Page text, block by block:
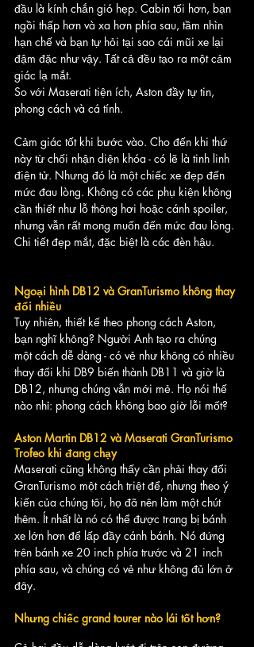
đầu là kính chắn gió hẹp. Cabin tối hơn, bạn
ngồi thấp hơn và xa hơn phía sau, tầm nhìn
hạn chế và bạn tự hỏi tại sao cái mũi xe lại
đậm đặc như vậy. Tất cả đều tạo ra một cảm
giác lạ mắt.
So với Maserati tiện ích, Aston đầy tự tin,
phong cách và cá tính.
Cảm giác tốt khi bước vào. Cho đến khi thứ
này từ chối nhận diện khóa - có lẽ là tinh linh
điện tử. Nhưng đó là một chiếc xe đẹp đến
mức đau lòng. Không có các phụ kiện không
cần thiết như lỗ thông hơi hoặc cánh spoiler,
nhưng vẫn rất mong muốn đến mức đau lòng.
Chi tiết đẹp mắt, đặc biệt là các đèn hậu.
Ngoại hình DB12 và GranTurismo không thay
đổi nhiều
Tuy nhiên, thiết kế theo phong cách Aston,
bạn nghĩ không? Người Anh tạo ra chúng
một cách dễ dàng - có vẻ như không có nhiều
thay đổi khi DB9 biến thành DB11 và giờ là
DB12, nhưng chúng vẫn mới mẻ. Họ nói thế
nào nhỉ: phong cách không bao giờ lỗi mốt?
Aston Martin DB12 và Maserati GranTurismo
Trofeo khi đang chạy
Maserati cũng không thấy cần phải thay đổi
GranTurismo một cách triệt để, nhưng theo ý
kiến của chúng tôi, họ đã nên làm một chút
thêm. Ít nhất là nó có thể được trang bị bánh
xe lớn hơn để lấp đầy cánh bánh. Nó đứng
trên bánh xe 20 inch phía trước và 21 inch
phía sau, và chúng có vẻ như không đủ lớn ở
đây.
Nhưng chiếc grand tourer nào lái tốt hơn?